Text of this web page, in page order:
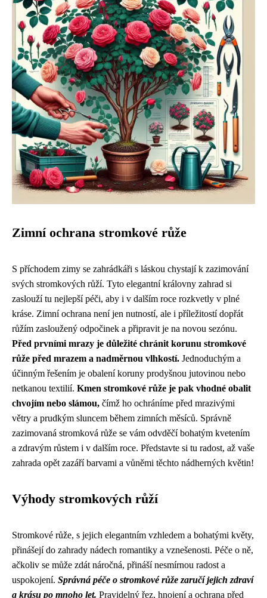
Zimní ochrana stromkové růže
S příchodem zimy se zahrádkáři s láskou chystají k zazimování
svých stromkových růží. Tyto elegantní královny zahrad si
zaslouží tu nejlepší péči, aby i v dalším roce rozkvetly v plné
kráse. Zimní ochrana není jen nutností, ale i příležitostí dopřát
růžím zasloužený odpočinek a připravit je na novou sezónu.
Před prvními mrazy je důležité chránit korunu stromkové
růže před mrazem a nadměrnou vlhkostí. Jednoduchým a
účinným řešením je obalení koruny prodyšnou jutovinou nebo
netkanou textilií. Kmen stromkové růže je pak vhodné obalit
chvojím nebo slámou, čímž ho ochráníme před mrazivými
větry a prudkým sluncem během zimních měsíců. Správně
zazimovaná stromková růže se vám odvděčí bohatým kvetením
a zdravým růstem i v dalším roce. Představte si tu radost, až vaše
zahrada opět zazáří barvami a vůněmi těchto nádherných květin!
Výhody stromkových růží
Stromkové růže, s jejich elegantním vzhledem a bohatými květy,
přinášejí do zahrady nádech romantiky a vznešenosti. Péče o ně,
ačkoliv se může zdát náročná, přináší nesmírnou radost a
uspokojení. Správná péče o stromkové růže zaručí jejich zdraví
a krásu po mnoho let. Pravidelný řez, hnojení a ochrana před